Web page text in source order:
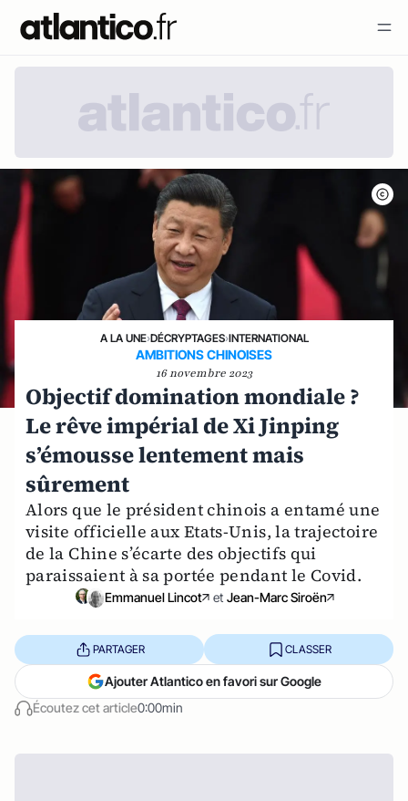
A LA UNE›DÉCRYPTAGES›INTERNATIONAL
AMBITIONS CHINOISES
16 novembre 2023
Objectif domination mondiale ?
Le rêve impérial de Xi Jinping
s’émousse lentement mais
sûrement
Alors que le président chinois a entamé une
visite officielle aux Etats-Unis, la trajectoire
de la Chine s’écarte des objectifs qui
paraissaient à sa portée pendant le Covid.
Emmanuel Lincot et Jean-Marc Siroën
Écoutez cet article0:00min
PARTAGER CLASSER
Ajouter Atlantico en favori sur Google